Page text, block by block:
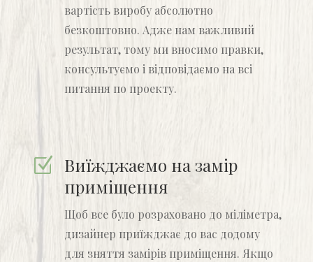
вартість виробу абсолютно
безкоштовно. Адже нам важливий
результат, тому ми вносимо правки,
консультуємо і відповідаємо на всі
питання по проекту.
Z Виїжджаємо на замір
приміщення
Щоб все було розраховано до міліметра,
дизайнер приїжджає до вас додому
для зняття замірів приміщення. Якщо